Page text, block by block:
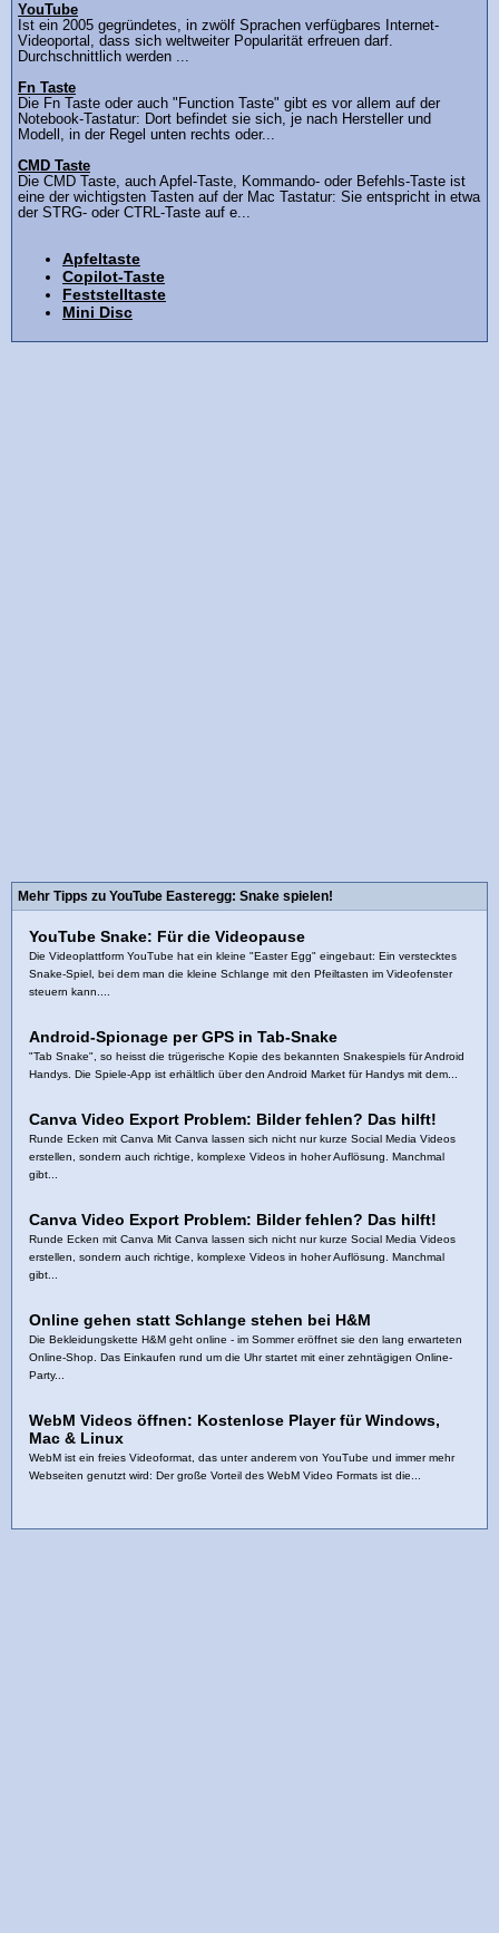
YouTube
Ist ein 2005 gegründetes, in zwölf Sprachen verfügbares Internet-
Videoportal, dass sich weltweiter Popularität erfreuen darf.
Durchschnittlich werden ...
Fn Taste
Die Fn Taste oder auch "Function Taste" gibt es vor allem auf der
Notebook-Tastatur: Dort befindet sie sich, je nach Hersteller und
Modell, in der Regel unten rechts oder...
CMD Taste
Die CMD Taste, auch Apfel-Taste, Kommando- oder Befehls-Taste ist
eine der wichtigsten Tasten auf der Mac Tastatur: Sie entspricht in etwa
der STRG- oder CTRL-Taste auf e...
Apfeltaste
Copilot-Taste
Feststelltaste
Mini Disc
Mehr Tipps zu YouTube Easteregg: Snake spielen!
YouTube Snake: Für die Videopause
Die Videoplattform YouTube hat ein kleine "Easter Egg" eingebaut: Ein verstecktes
Snake-Spiel, bei dem man die kleine Schlange mit den Pfeiltasten im Videofenster
steuern kann....
Android-Spionage per GPS in Tab-Snake
"Tab Snake", so heisst die trügerische Kopie des bekannten Snakespiels für Android
Handys. Die Spiele-App ist erhältlich über den Android Market für Handys mit dem...
Canva Video Export Problem: Bilder fehlen? Das hilft!
Runde Ecken mit Canva Mit Canva lassen sich nicht nur kurze Social Media Videos
erstellen, sondern auch richtige, komplexe Videos in hoher Auflösung. Manchmal
gibt...
Canva Video Export Problem: Bilder fehlen? Das hilft!
Runde Ecken mit Canva Mit Canva lassen sich nicht nur kurze Social Media Videos
erstellen, sondern auch richtige, komplexe Videos in hoher Auflösung. Manchmal
gibt...
Online gehen statt Schlange stehen bei H&M
Die Bekleidungskette H&M geht online - im Sommer eröffnet sie den lang erwarteten
Online-Shop. Das Einkaufen rund um die Uhr startet mit einer zehntägigen Online-
Party...
WebM Videos öffnen: Kostenlose Player für Windows,
Mac & Linux
WebM ist ein freies Videoformat, das unter anderem von YouTube und immer mehr
Webseiten genutzt wird: Der große Vorteil des WebM Video Formats ist die...